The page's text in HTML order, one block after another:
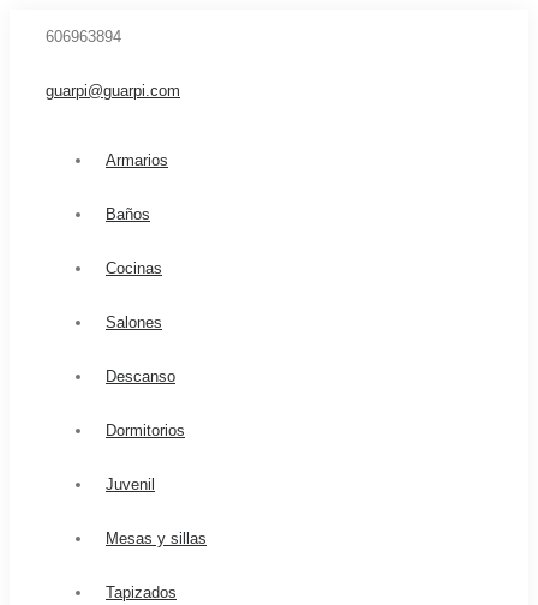
606963894
guarpi@guarpi.com
Armarios
Baños
Cocinas
Salones
Descanso
Dormitorios
Juvenil
Mesas y sillas
Tapizados